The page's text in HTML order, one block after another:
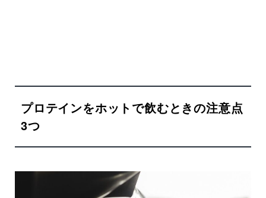
プロテインをホットで飲むときの注意点
3つ